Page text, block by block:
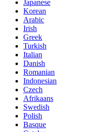
Japanese
Korean
Arabic
Irish
Greek
Turkish
Italian
Danish
Romanian
Indonesian
Czech
Afrikaans
Swedish
Polish
Basque